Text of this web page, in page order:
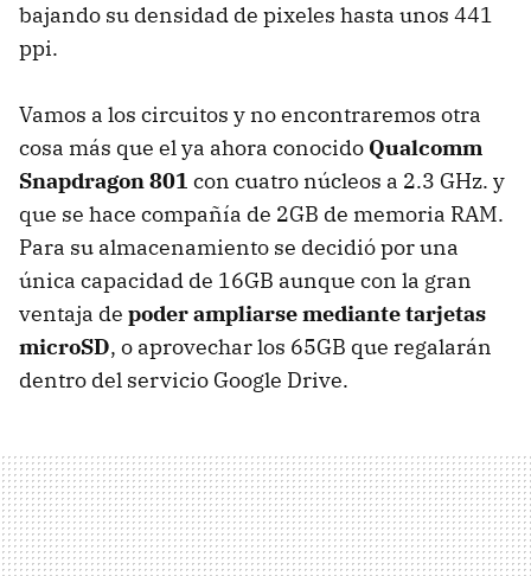
bajando su densidad de pixeles hasta unos 441
ppi.
Vamos a los circuitos y no encontraremos otra
cosa más que el ya ahora conocido Qualcomm
Snapdragon 801 con cuatro núcleos a 2.3 GHz. y
que se hace compañía de 2GB de memoria RAM.
Para su almacenamiento se decidió por una
única capacidad de 16GB aunque con la gran
ventaja de poder ampliarse mediante tarjetas
microSD, o aprovechar los 65GB que regalarán
dentro del servicio Google Drive.